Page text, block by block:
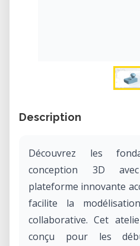
Description
Découvrez les
conception 3D
plateforme innovante
facilite la
collaborative. Cet
conçu pour les